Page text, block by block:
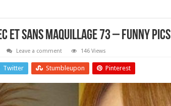
Et Sans Maquillage 73 – Funny Pics
Leave a comment 146 Views
Twitter Stumbleupon Pinterest